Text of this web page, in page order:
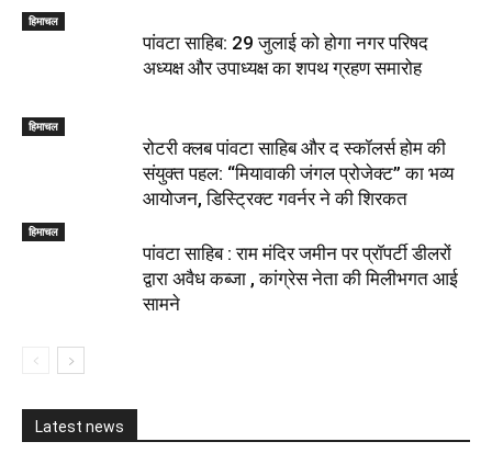
हिमाचल
पांवटा साहिब: 29 जुलाई को होगा नगर परिषद
अध्यक्ष और उपाध्यक्ष का शपथ ग्रहण समारोह
हिमाचल
​रोटरी क्लब पांवटा साहिब और द स्कॉलर्स होम की
संयुक्त पहल: “मियावाकी जंगल प्रोजेक्ट” का भव्य
आयोजन, डिस्ट्रिक्ट गवर्नर ने की शिरकत
हिमाचल
पांवटा साहिब : राम मंदिर जमीन पर प्रॉपर्टी डीलरों
द्वारा अवैध कब्जा , कांग्रेस नेता की मिलीभगत आई
सामने
Latest news